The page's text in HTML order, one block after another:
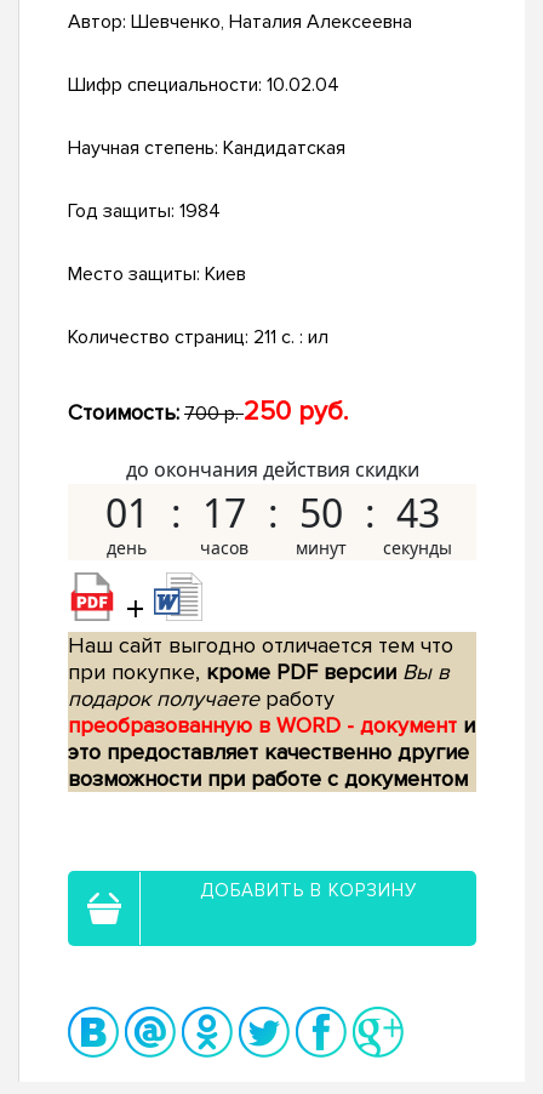
Автор: Шевченко, Наталия Алексеевна
Шифр специальности: 10.02.04
Научная степень: Кандидатская
Год защиты: 1984
Место защиты: Киев
Количество страниц: 211 c. : ил
Стоимость: 700 р.250 руб.
до окончания действия скидки
01 17 50 42
+
Наш сайт выгодно отличается тем что
при покупке, кроме PDF версии Вы в
подарок получаетеработу
преобразованную в WORD - документ и
это предоставляет качественно другие
возможности при работе с документом
ДОБАВИТЬ В КОРЗИНУ